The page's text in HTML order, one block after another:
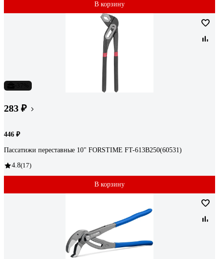
В корзину
283 ₽
446 ₽
Пассатижи переставные 10" FORSTIME FT-613B250(60531)
4.8(17)
В корзину